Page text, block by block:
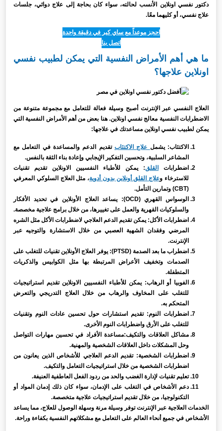
دكتور نفسي اونلاين الأنسب لحالته، سواء كان بحاجة إلى علاج دوائي، جلسات
علاج نفسي، أو كليهما معًا.
احجز موعداً مع ساي كير في دقيقة واحدة
اتصل بنا
ما هي أهم الأمراض النفسية التي يمكن لطبيب نفسي
اونلاين علاجها؟
العلاج النفسي عبر الإنترنت أصبح وسيلة فعالة للتعامل مع مجموعة متنوعة من
الاضطرابات النفسية معالج نفسي اونلاين. هنا بعض من أهم الأمراض النفسية التي
يمكن لطبيب نفسي اونلاين مساعدتك في علاجها:
الاكتئاب: يشمل علاج الاكتئاب تقديم الدعم والمساعدة في التعامل مع
المشاعر السلبية، وتحسين التفكير الإيجابي وإعادة بناء الثقة بالنفس.
اضطرابات القلق: يمكن للأطباء النفسيين الاونلاين تقديم تقنيات
للاسترخاء وعلاج القلق أونلاين بدون أدوية، مثل العلاج السلوكي المعرفي
(CBT) وتمارين التأمل.
الوسواس القهري (OCD): يساعد العلاج الأونلاين في تحديد الأفكار
والسلوكيات القهرية والعمل على تغييرها، من خلال برامج علاجية مخصصة.
اضطرابات الأكل: يمكن تقديم الدعم العلاجي لاضطرابات الأكل مثل الشره
المرضي وفقدان الشهية العصبي من خلال الاستشارة والتوجيه عبر
الإنترنت.
اضطراب ما بعد الصدمة (PTSD): يوفر العلاج الأونلاين تقنيات للتغلب على
الصدمات وتخفيف الأعراض المرتبطة بها مثل الكوابيس والذكريات
المتطفلة.
الفوبيا أو الرهاب: يمكن للأطباء النفسيين الاونلاين تقديم استراتيجيات
للتغلب على المخاوف والرهاب من خلال العلاج التدريجي والتعرض
المتحكم به.
اضطرابات النوم: تقديم استشارات حول تحسين عادات النوم وتقنيات
للتغلب على الأرق واضطرابات النوم الأخرى.
مشاكل العلاقات والتكيف:مساعدة الأفراد في تحسين مهارات التواصل
وحل المشكلات داخل العلاقات الشخصية والمهنية.
اضطرابات الشخصية: تقديم الدعم العلاجي للأشخاص الذين يعانون من
اضطرابات الشخصية من خلال استراتيجيات التعامل والتكيف.
تعليم تقنيات لإدارة الغضب والحد من ردود الفعل العاطفية العنيفة.
دعم الأشخاص في التغلب على الإدمان، سواء كان ذلك إدمان المواد أو
التكنولوجيا، من خلال تقديم استراتيجيات علاجية متخصصة.
الخدمات العلاجية عبر الإنترنت توفر وسيلة مرنة وسهلة الوصول للعلاج، مما يساعد
الأشخاص في جميع أنحاء العالم على التعامل مع مشكلاتهم النفسية بكفاءة وراحة.